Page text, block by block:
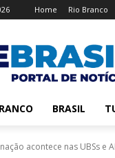
Home Rio Branco
BRASIL
acontece nas UBSs e